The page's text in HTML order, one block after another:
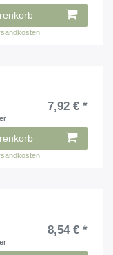
7,92 € *
8,54 € *